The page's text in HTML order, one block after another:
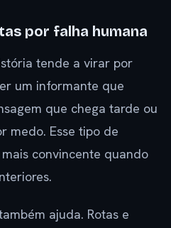
por falha humana
tende a virar por
um informante que
que chega tarde ou
medo. Esse tipo de
convincente quando
ajuda. Rotas e